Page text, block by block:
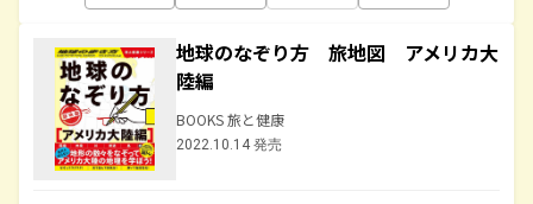
地球のなぞり方 旅地図 アメリカ大
陸編
BOOKS 旅と健康
2022.10.14 発売